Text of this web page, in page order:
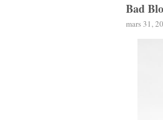
Bad
mars 31,